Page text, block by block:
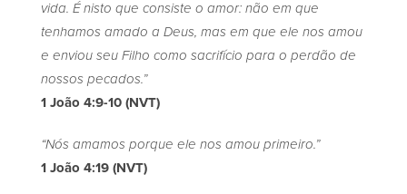
vida. É nisto que consiste o amor: não em que
tenhamos amado a Deus, mas em que ele nos amou
e enviou seu Filho como sacrifício para o perdão de
nossos pecados.”
1 João 4:9-10 (NVT)
“Nós amamos porque ele nos amou primeiro.”
1 João 4:19 (NVT)